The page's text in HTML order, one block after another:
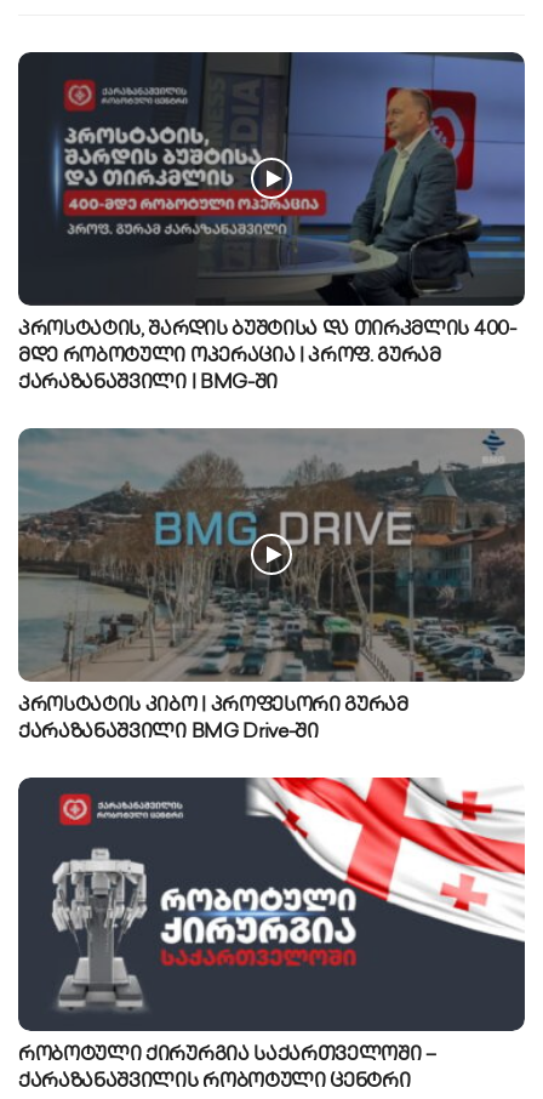
პროსტატის, შარდის ბუშტისა და თირკმლის 400-
მდე რობოტული ოპერაცია | პროფ. გურამ
ქარაზანაშვილი | BMG-ში
პროსტატის კიბო | პროფესორი გურამ
ქარაზანაშვილი BMG Drive-ში
რობოტული ქირურგია საქართველოში –
ქარაზანაშვილის რობოტული ცენტრი